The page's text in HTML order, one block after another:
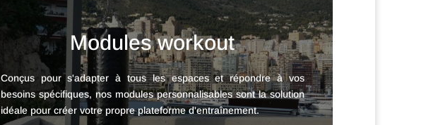
Modules workout
Conçus pour s'adapter à tous les espaces et répondre à vos
besoins spécifiques, nos modules personnalisables sont la solution
idéale pour créer votre propre plateforme d'entraînement.